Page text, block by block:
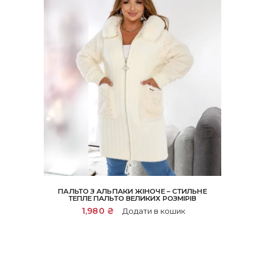
ПАЛЬТО З АЛЬПАКИ ЖІНОЧЕ – СТИЛЬНЕ
ТЕПЛЕ ПАЛЬТО ВЕЛИКИХ РОЗМІРІВ
1,980 ₴ Додати в кошик